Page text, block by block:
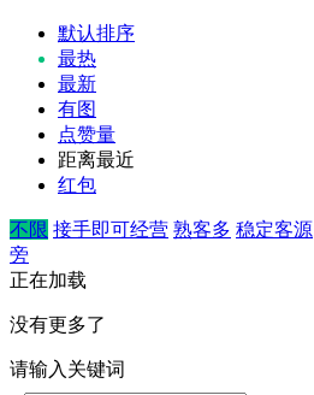
默认排序
最热
最新
有图
点赞量
距离最近
红包
不限 接手即可经营 熟客多 稳定客源
旁
正在加载
没有更多了
请输入关键词